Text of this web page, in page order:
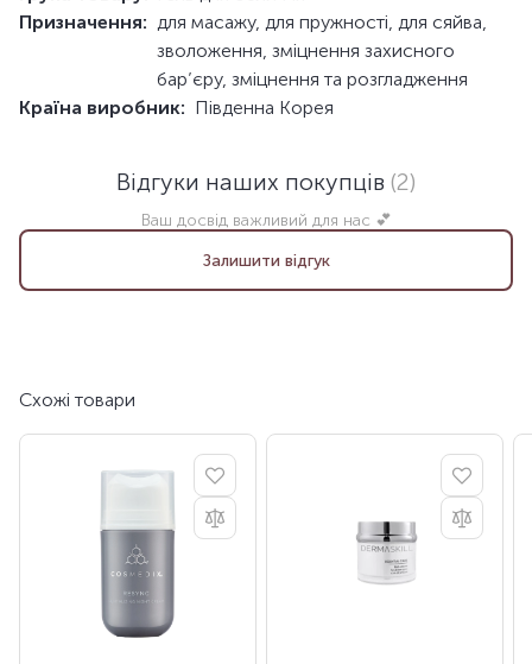
Призначення: для масажу, для пружності, для сяйва,
зволоження, зміцнення захисного
бар’єру, зміцнення та розгладження
Країна виробник: Південна Корея
Відгуки наших покупців (2)
Ваш досвід важливий для нас 💕
Залишити відгук
Схожі товари